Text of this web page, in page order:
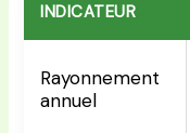
INDICATEUR
Rayonnement
annuel